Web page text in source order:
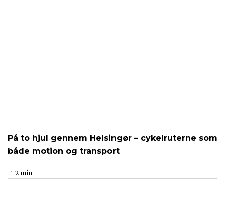
På to hjul gennem Helsingør – cykelruterne som
både motion og transport
2 min